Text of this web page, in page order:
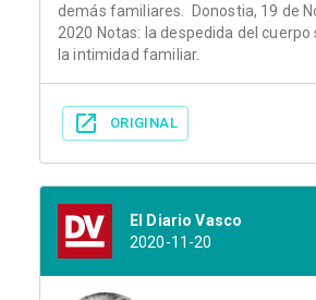
demás familiares. Donostia, 19 de
2020 Notas: la despedida del cuerpo
la intimidad familiar.
ORIGINAL
El Diario Vasco
2020-11-20